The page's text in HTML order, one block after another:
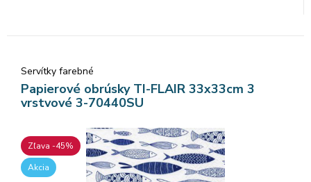
Servítky farebné
Papierové obrúsky TI-FLAIR 33x33cm 3
vrstvové 3-70440SU
Zľava -45%
Akcia